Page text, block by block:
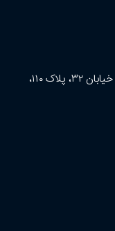
تهران، سعادت آباد، خیابان اصلی سعادت آباد، خیابان ۳۲، پلاک ۱۱۰،